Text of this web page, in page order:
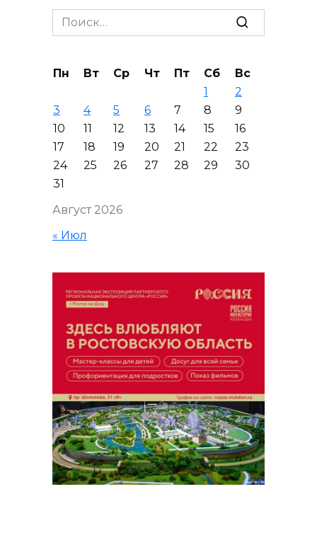
Search
for:
Август 2026
Пн Вт Ср Чт Пт Сб
Вс
1
2
3
4 5 6 7 8
9
10
11 12 13 14 15
16
17
18 19 20 21 22
23
24
25 26 27 28 29
30
31
« Июл